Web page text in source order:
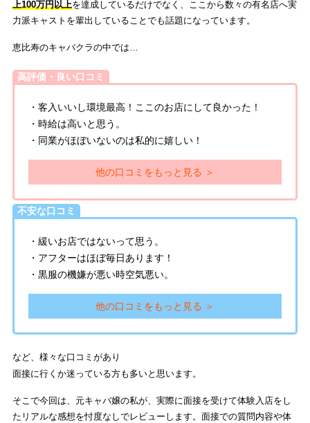
上100万円以上を達成しているだけでなく、ここから数々の有名店へ実
力派キャストを輩出していることでも話題になっています。
恵比寿のキャバクラの中では…
高評価・良い口コミ
・客入いいし環境最高！ここのお店にして良かった！
・時給は高いと思う。
・同業がほぼいないのは私的に嬉しい！
他の口コミをもっと見る ＞
不安な口コミ
・緩いお店ではないって思う。
・アフターはほぼ毎日あります！
・黒服の機嫌が悪い時空気悪い。
他の口コミをもっと見る ＞
など、様々な口コミがあり
面接に行くか迷っている方も多いと思います。
そこで今回は、元キャバ嬢の私が、実際に面接を受けて体験入店をし
たリアルな感想を忖度なしでレビューします。面接での質問内容や体